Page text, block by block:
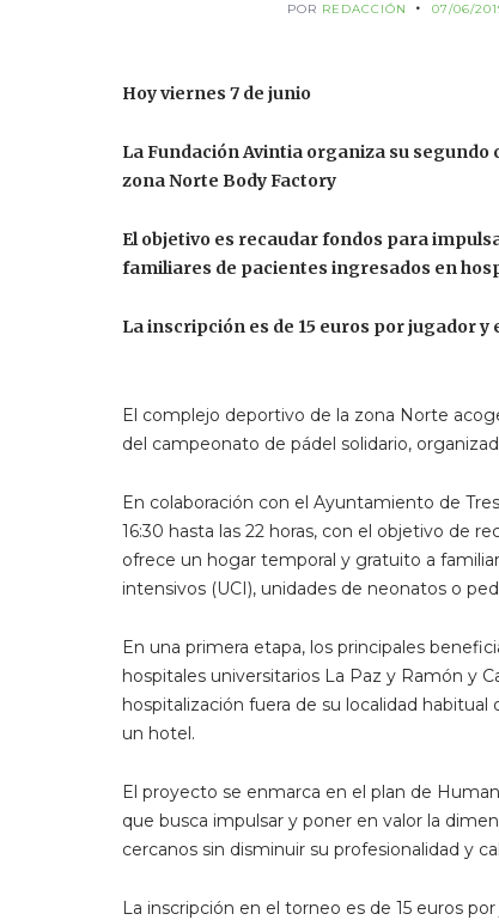
POR REDACCIÓN 07/06/
Hoy viernes 7 de junio
La Fundación Avintia organiza su
zona Norte Body Factory
El objetivo es recaudar fondos para
familiares de pacientes ingresados en
La inscripción es de 15 euros por jugador
El complejo deportivo de la zona Norte
del campeonato de pádel solidario,
En colaboración con el Ayuntamiento de
16:30 hasta las 22 horas, con el objetivo de
ofrece un hogar temporal y gratuito a
intensivos (UCI), unidades de neonatos o
En una primera etapa, los principales
hospitales universitarios La Paz y Ramón y
hospitalización fuera de su localidad
un hotel.
El proyecto se enmarca en el plan de
que busca impulsar y poner en valor la
cercanos sin disminuir su profesionalidad y
La inscripción en el torneo es de 15 euros